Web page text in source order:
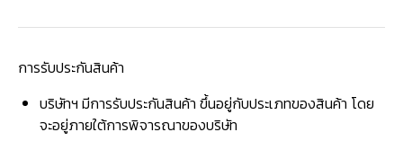
การรับประกันสินค้า
บริษัทฯ มีการรับประกันสินค้า ขึ้นอยู่กับประเภทของสินค้า โดย
จะอยู่ภายใต้การพิจารณาของบริษัท